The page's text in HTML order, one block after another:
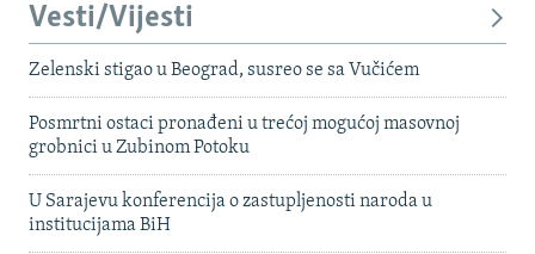
Vesti/Vijesti
Zelenski stigao u Beograd, susreo se sa Vučićem
Posmrtni ostaci pronađeni u trećoj mogućoj masovnoj
grobnici u Zubinom Potoku
U Sarajevu konferencija o zastupljenosti naroda u
institucijama BiH